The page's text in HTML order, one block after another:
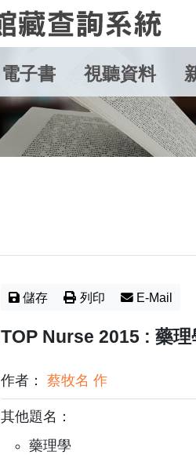
電子書 視聽資料
儲存 列印 E-Mail
TOP Nurse 2015 : 藥理
作者： 蔡牧名 作
其他題名：
藥理學